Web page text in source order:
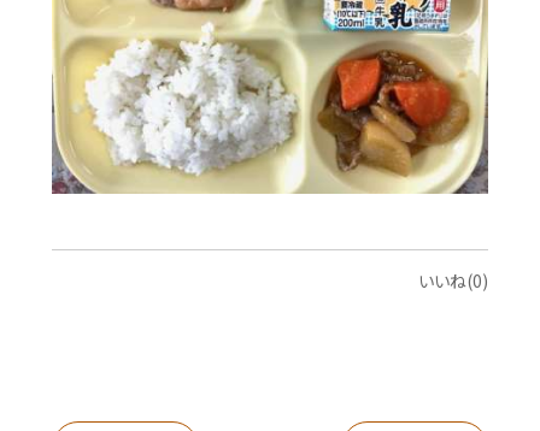
いいね(0)